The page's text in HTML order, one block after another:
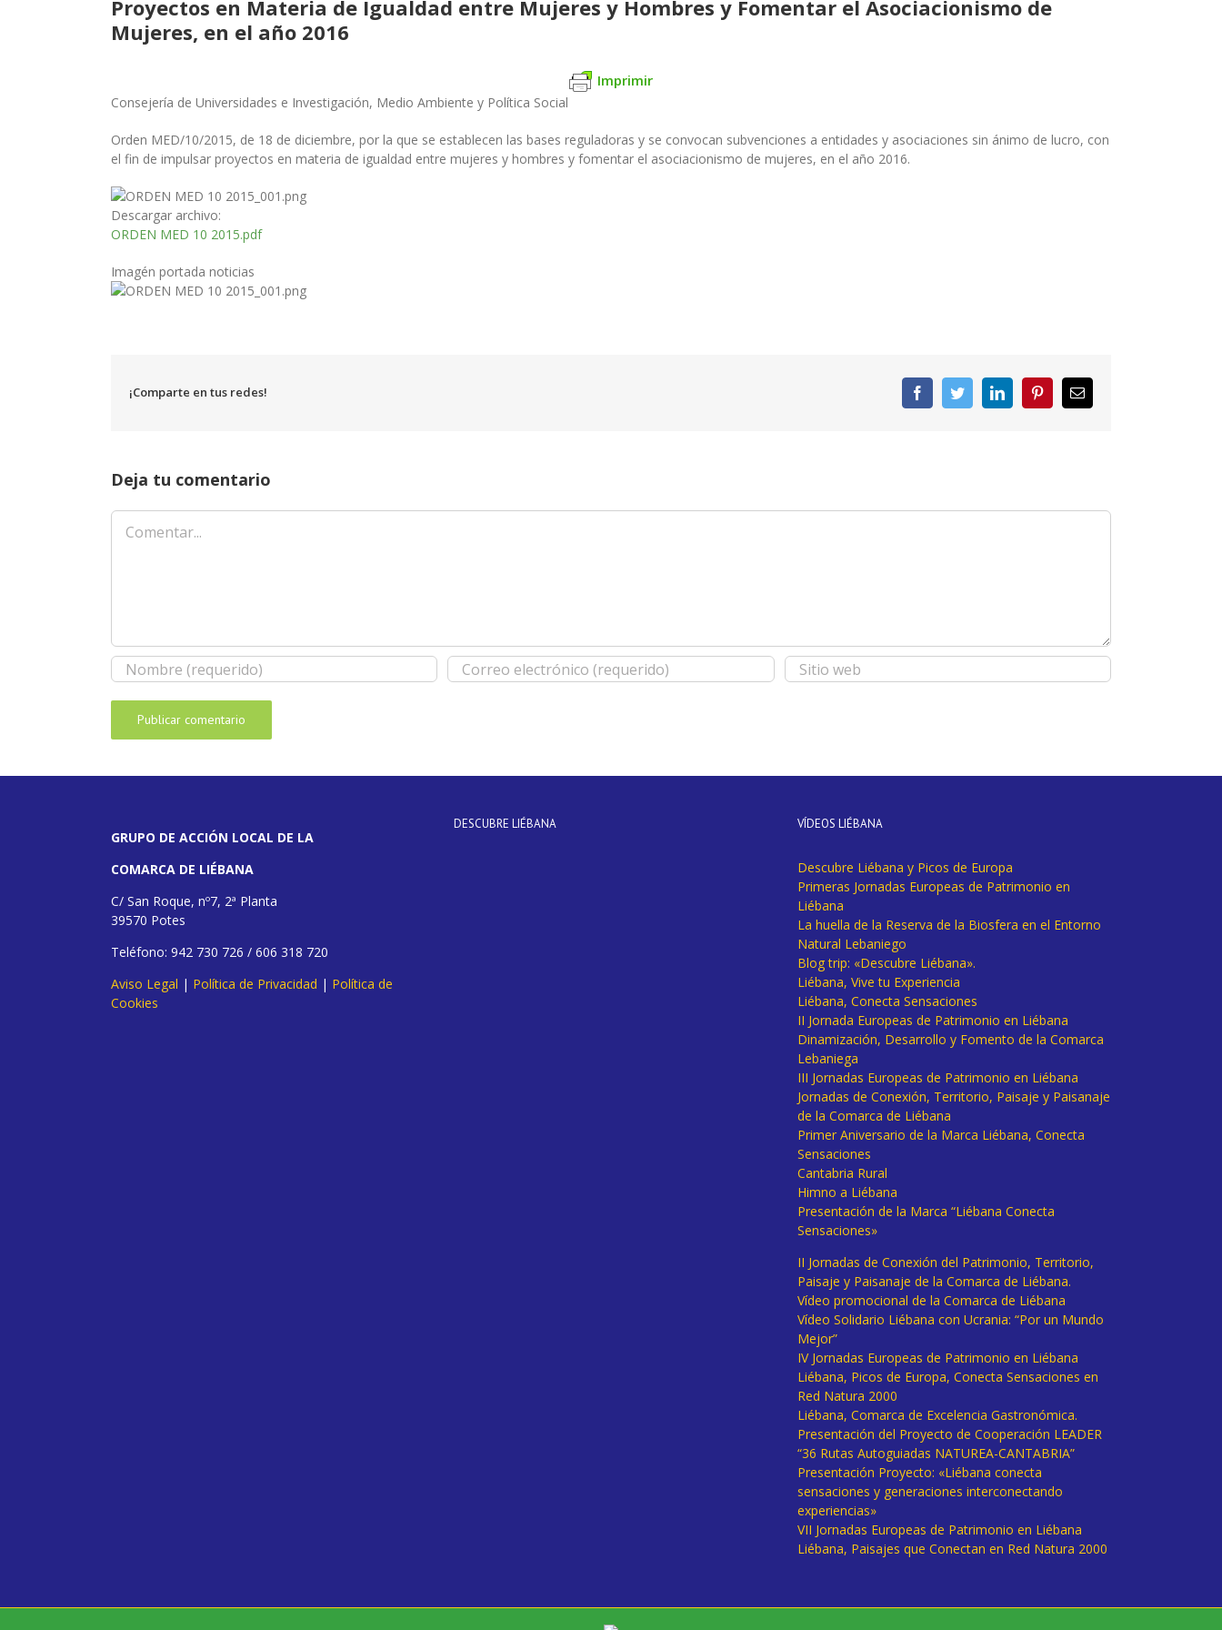
Proyectos en Materia de Igualdad entre Mujeres y Hombres y Fomentar el Asociacionismo de
Mujeres, en el año 2016
Imprimir
Consejería de Universidades e Investigación, Medio Ambiente y Política Social
Orden MED/10/2015, de 18 de diciembre, por la que se establecen las bases reguladoras y se convocan subvenciones a entidades y asociaciones sin ánimo de lucro, con
el fin de impulsar proyectos en materia de igualdad entre mujeres y hombres y fomentar el asociacionismo de mujeres, en el año 2016.
Descargar archivo:
ORDEN MED 10 2015.pdf
Imagén portada noticias
¡Comparte en tus redes! FacebookTwitterLinkedInPinterestCorreo
electrónico
Deja tu comentario
Comentar
GRUPO DE ACCIÓN LOCAL DE LA
COMARCA DE LIÉBANA
C/ San Roque, nº7, 2ª Planta
39570 Potes
Teléfono: 942 730 726 / 606 318 720
Aviso Legal | Política de Privacidad | Política de
Cookies
DESCUBRE LIÉBANA VÍDEOS LIÉBANA
Descubre Liébana y Picos de Europa
Primeras Jornadas Europeas de Patrimonio en
Liébana
La huella de la Reserva de la Biosfera en el Entorno
Natural Lebaniego
Blog trip: «Descubre Liébana».
Liébana, Vive tu Experiencia
Liébana, Conecta Sensaciones
II Jornada Europeas de Patrimonio en Liébana
Dinamización, Desarrollo y Fomento de la Comarca
Lebaniega
III Jornadas Europeas de Patrimonio en Liébana
Jornadas de Conexión, Territorio, Paisaje y Paisanaje
de la Comarca de Liébana
Primer Aniversario de la Marca Liébana, Conecta
Sensaciones
Cantabria Rural
Himno a Liébana
Presentación de la Marca “Liébana Conecta
Sensaciones»
II Jornadas de Conexión del Patrimonio, Territorio,
Paisaje y Paisanaje de la Comarca de Liébana.
Vídeo promocional de la Comarca de Liébana
Vídeo Solidario Liébana con Ucrania: “Por un Mundo
Mejor”
IV Jornadas Europeas de Patrimonio en Liébana
Liébana, Picos de Europa, Conecta Sensaciones en
Red Natura 2000
Liébana, Comarca de Excelencia Gastronómica.
Presentación del Proyecto de Cooperación LEADER
“36 Rutas Autoguiadas NATUREA-CANTABRIA”
Presentación Proyecto: «Liébana conecta
sensaciones y generaciones interconectando
experiencias»
VII Jornadas Europeas de Patrimonio en Liébana
Liébana, Paisajes que Conectan en Red Natura 2000